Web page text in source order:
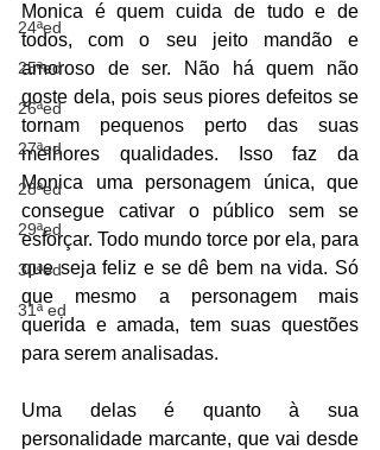
24ªed
25ªed
26ªed
27ªed
28ªed
29ªed
30ªed
31ª ed
Monica é quem cuida de tudo e de
todos, com o seu jeito mandão e
amoroso de ser. Não há quem não
goste dela, pois seus piores defeitos se
tornam pequenos perto das suas
melhores qualidades. Isso faz da
Monica uma personagem única, que
consegue cativar o público sem se
esforçar. Todo mundo torce por ela, para
que seja feliz e se dê bem na vida. Só
que mesmo a personagem mais
querida e amada, tem suas questões
para serem analisadas.
Uma delas é quanto à sua
personalidade marcante, que vai desde